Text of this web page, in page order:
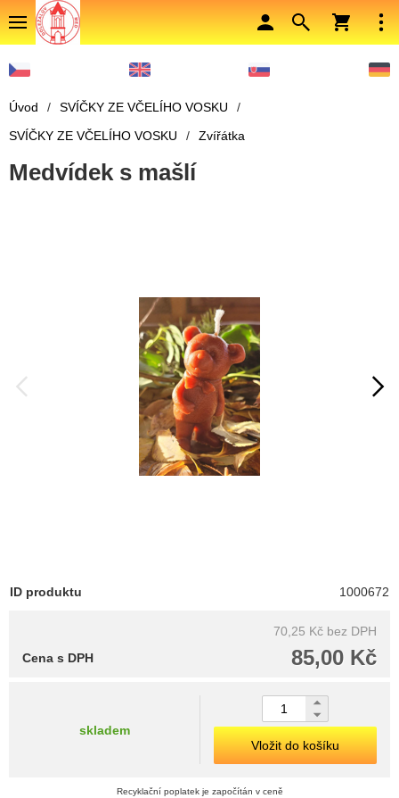
Úvod / SVÍČKY ZE VČELÍHO VOSKU
/
SVÍČKY ZE VČELÍHO VOSKU
/ Zvířátka
Medvídek s mašlí
ID produktu 1000672
70,25 Kč bez DPH
85,00 Kč
Cena s DPH
skladem
Vložit do košíku
Recyklační poplatek je započítán v ceně